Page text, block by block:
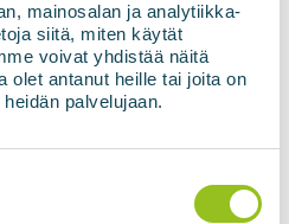
mainosalan ja analytiikka-
siitä, miten käytät
voivat yhdistää näitä
olet antanut heille tai joita on
palvelujaan.